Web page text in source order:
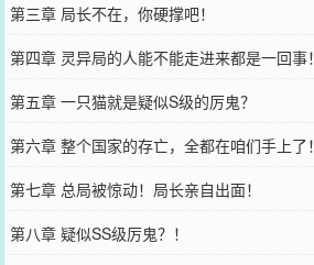
第三章 局长不在，你硬撑吧！
第四章 灵异局的人能不能走进来都是一回事！
第五章 一只猫就是疑似S级的厉鬼？
第六章 整个国家的存亡，全都在咱们手上了！
第七章 总局被惊动！局长亲自出面！
第八章 疑似SS级厉鬼？！